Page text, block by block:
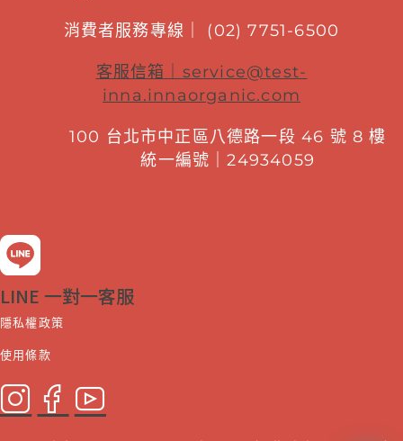
消費者服務專線｜ (02) 7751-6500
客服信箱｜ service@test-
inna.innaorganic.com
100 台北市中正區八德路一段 46 號 8 樓
統一編號｜24934059
LINE 一對一客服
隱私權政策
使用條款